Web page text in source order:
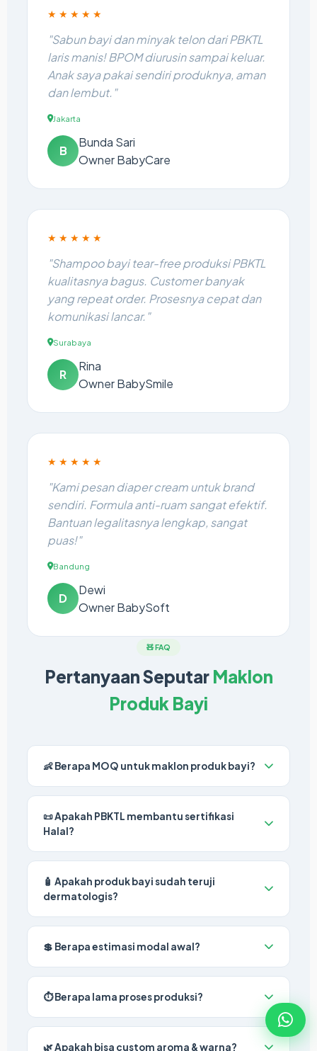
★★★★★
"Sabun bayi dan minyak telon dari PBKTL
laris manis! BPOM diurusin sampai keluar.
Anak saya pakai sendiri produknya, aman
dan lembut."
Jakarta
B
Bunda Sari
Owner BabyCare
★★★★★
"Shampoo bayi tear-free produksi PBKTL
kualitasnya bagus. Customer banyak
yang repeat order. Prosesnya cepat dan
komunikasi lancar."
Surabaya
R
Rina
Owner BabySmile
★★★★★
"Kami pesan diaper cream untuk brand
sendiri. Formula anti-ruam sangat efektif.
Bantuan legalitasnya lengkap, sangat
puas!"
Bandung
D
Dewi
Owner BabySoft
🧸 FAQ
Pertanyaan Seputar Maklon
Produk Bayi
👶 Berapa MOQ untuk maklon produk bayi?
📜 Apakah PBKTL membantu sertifikasi
Halal?
🧴 Apakah produk bayi sudah teruji
dermatologis?
💲 Berapa estimasi modal awal?
⏱️ Berapa lama proses produksi?
🌿 Apakah bisa custom aroma & warna?